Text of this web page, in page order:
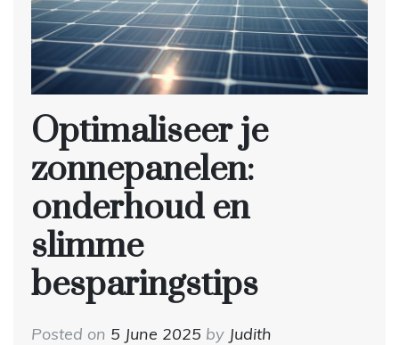
Optimaliseer je
zonnepanelen:
onderhoud en
slimme
besparingstips
Posted on 5 June 2025 by Judith